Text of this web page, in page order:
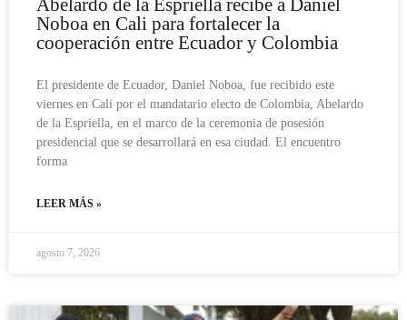
Abelardo de la Espriella recibe a Daniel
Noboa en Cali para fortalecer la
cooperación entre Ecuador y Colombia
El presidente de Ecuador, Daniel Noboa, fue recibido este
viernes en Cali por el mandatario electo de Colombia, Abelardo
de la Espriella, en el marco de la ceremonia de posesión
presidencial que se desarrollará en esa ciudad. El encuentro
forma
LEER MÁS »
agosto 7, 2026